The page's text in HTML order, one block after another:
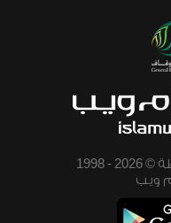
جميع الحقوق محفوظة © 2026 - 1998
ويب